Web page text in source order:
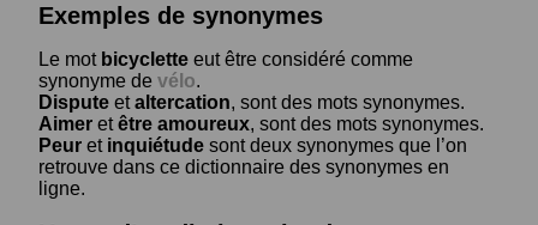
Exemples de synonymes
Le mot bicyclette eut être considéré comme
synonyme de vélo.
Dispute etaltercation, sont des mots synonymes.
Aimer etêtre amoureux, sont des mots synonymes.
Peur et inquiétude sont deux synonymes que l’on
retrouve dans ce dictionnaire des synonymes en
ligne.